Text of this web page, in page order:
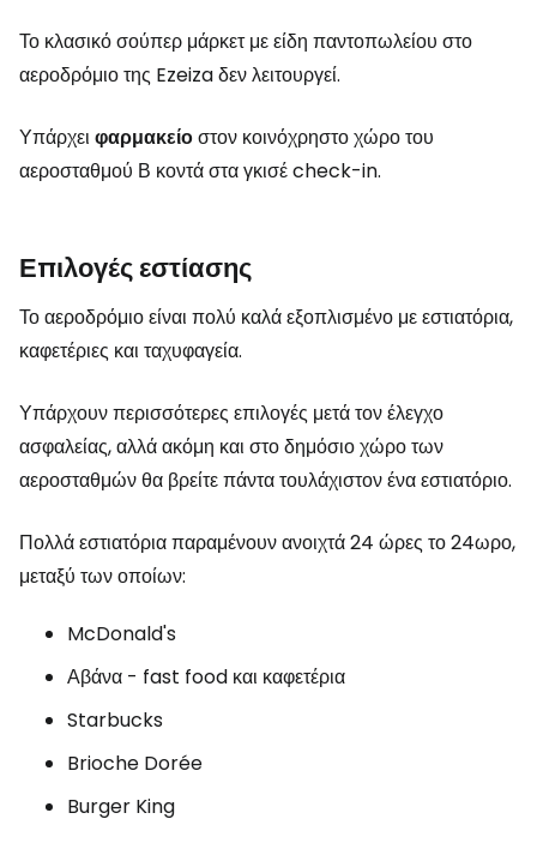
Το κλασικό σούπερ μάρκετ με είδη παντοπωλείου στο
αεροδρόμιο της Ezeiza δεν λειτουργεί.
Υπάρχει φαρμακείοστον κοινόχρηστο χώρο του
αεροσταθμού Β κοντά στα γκισέ check-in.
Επιλογές εστίασης
Το αεροδρόμιο είναι πολύ καλά εξοπλισμένο με εστιατόρια,
καφετέριες και ταχυφαγεία.
Υπάρχουν περισσότερες επιλογές μετά τον έλεγχο
ασφαλείας, αλλά ακόμη και στο δημόσιο χώρο των
αεροσταθμών θα βρείτε πάντα τουλάχιστον ένα εστιατόριο.
Πολλά εστιατόρια παραμένουν ανοιχτά 24 ώρες το 24ωρο,
μεταξύ των οποίων:
McDonald's
Αβάνα - fast food και καφετέρια
Starbucks
Brioche Dorée
Burger King